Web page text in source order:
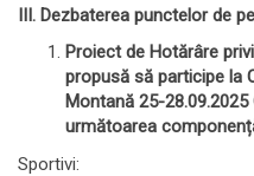
III. Dezbaterea punctelor de
Proiect de Hotărâre
propusă să participe la
Montană 25-
următoarea
Sportivi: